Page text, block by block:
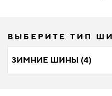
ВЫБЕРИТЕ ТИП
ЗИМНИЕ ШИНЫ (4)